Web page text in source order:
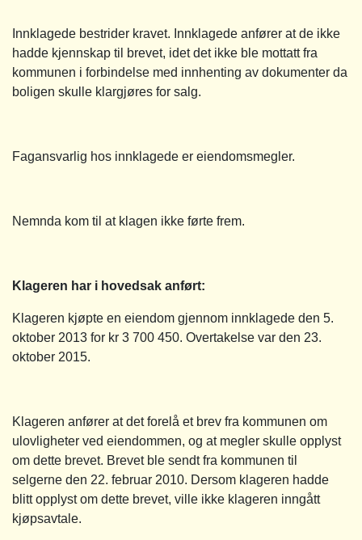
Innklagede bestrider kravet. Innklagede anfører at de ikke
hadde kjennskap til brevet, idet det ikke ble mottatt fra
kommunen i forbindelse med innhenting av dokumenter da
boligen skulle klargjøres for salg.
Fagansvarlig hos innklagede er eiendomsmegler.
Nemnda kom til at klagen ikke førte frem.
Klageren har i hovedsak anført:
Klageren kjøpte en eiendom gjennom innklagede den 5.
oktober 2013 for kr 3 700 450. Overtakelse var den 23.
oktober 2015.
Klageren anfører at det forelå et brev fra kommunen om
ulovligheter ved eiendommen, og at megler skulle opplyst
om dette brevet. Brevet ble sendt fra kommunen til
selgerne den 22. februar 2010. Dersom klageren hadde
blitt opplyst om dette brevet, ville ikke klageren inngått
kjøpsavtale.